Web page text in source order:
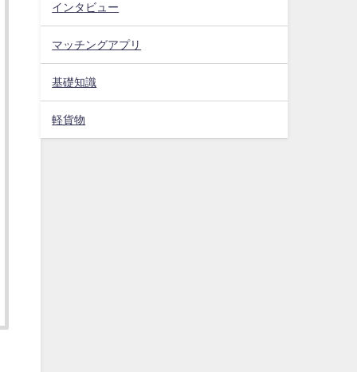
インタビュー
マッチングアプリ
基礎知識
軽貨物